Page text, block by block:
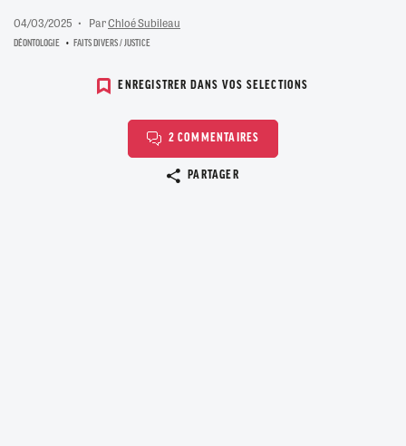
04/03/2025 ParChloé Subileau
DÉONTOLOGIE FAITS DIVERS / JUSTICE
ENREGISTRER DANS VOS SELECTIONS
2 COMMENTAIRES
PARTAGER